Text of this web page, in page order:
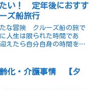
い！ 定年後におすす
ズ船旅行
な冒険 クルーズ船の旅で
人生は限られた時間であ
えたら自分自身の時間を大
旅行は、新しい場所を訪れ
化や習慣を学び、経...
化・介護事情 【タ